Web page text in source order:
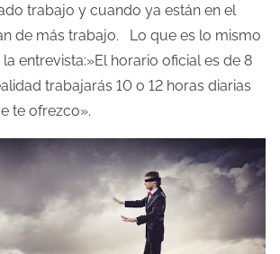
trabajo y cuando ya están en el
de más trabajo. Lo que es lo mismo
entrevista:»El horario oficial es de 8
trabajarás 10 o 12 horas diarias
te ofrezco».